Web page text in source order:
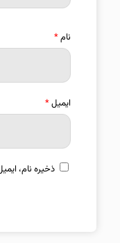
نام*
ایمیل*
ذخیره نام،